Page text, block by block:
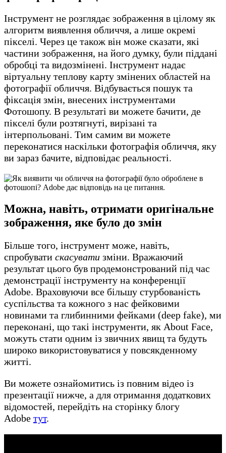
Інструмент не розглядає зображення в цілому як
алгоритм виявлення обличчя, а лише окремі
пікселі. Через це також він може сказати, які
частини зображення, на його думку, були піддані
обробці та видозмінені. Інструмент надає
віртуальну теплову карту змінених областей на
фотографії обличчя. Відбувається пошук та
фіксація змін, внесених інструментами
Фотошопу. В результаті ви можете бачити, де
пікселі були розтягнуті, вирізані та
інтерпольовані. Тим самим ви можете
переконатися наскільки фотографія обличчя, яку
ви зараз бачите, відповідає реальності.
Можна, навіть, отримати оригінальне
зображення, яке було до змін
Більше того, інструмент може, навіть,
спробувати скасувати зміни. Вражаючий
результат цього був продемонстрований під час
демонстрації інструменту на конференції
Adobe. Враховуючи все більшу стурбованість
суспільства та кожного з нас фейковими
новинами та глибинними фейками (deep fake), ми
переконані, що такі інструменти, як About Face,
можуть стати одним із звичних явищ та будуть
широко використовуватися у повсякденному
житті.
Ви можете ознайомитись із повним відео із
презентації нижче, а для отримання додаткових
відомостей, перейдіть на сторінку блогу
Adobe тут.